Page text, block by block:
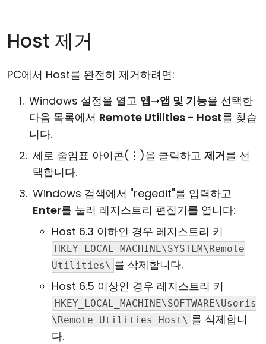
Host 제거
PC에서 Host를 완전히 제거하려면:
Windows 설정을 열고 앱➝앱 및 기능을 선택한
다음 목록에서 Remote Utilities - Host를 찾습
니다.
세로 줄임표 아이콘( ⋮ )을 클릭하고 제거를 선
택합니다.
Windows 검색에서 "regedit"를 입력하고
Enter를 눌러 레지스트리 편집기를 엽니다:
Host 6.3 이하인 경우 레지스트리 키
HKEY_LOCAL_MACHINE\SYSTEM\Remote
Utilities\ 를 삭제합니다.
Host 6.5 이상인 경우 레지스트리 키
HKEY_LOCAL_MACHINE\SOFTWARE\Usoris
\Remote Utilities Host\ 를 삭제합니
다.